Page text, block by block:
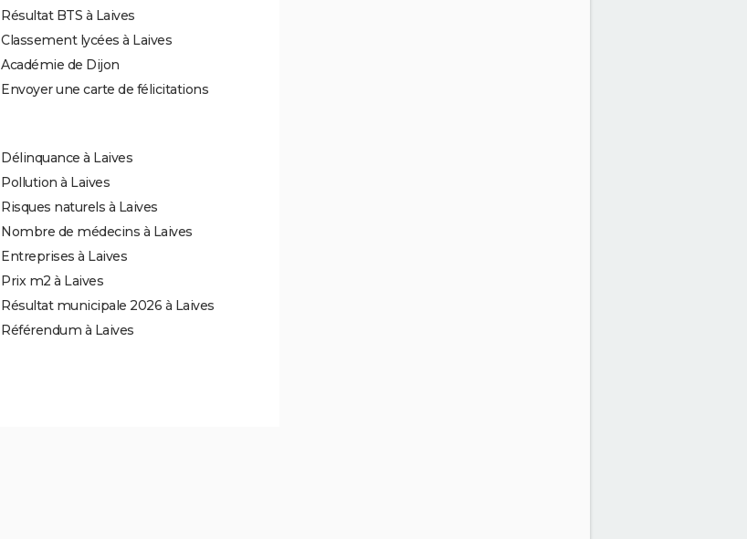
Résultat BTS à Laives
Classement lycées à Laives
Académie de Dijon
Envoyer une carte de félicitations
Délinquance à Laives
Pollution à Laives
Risques naturels à Laives
Nombre de médecins à Laives
Entreprises à Laives
Prix m2 à Laives
Résultat municipale 2026 à Laives
Référendum à Laives